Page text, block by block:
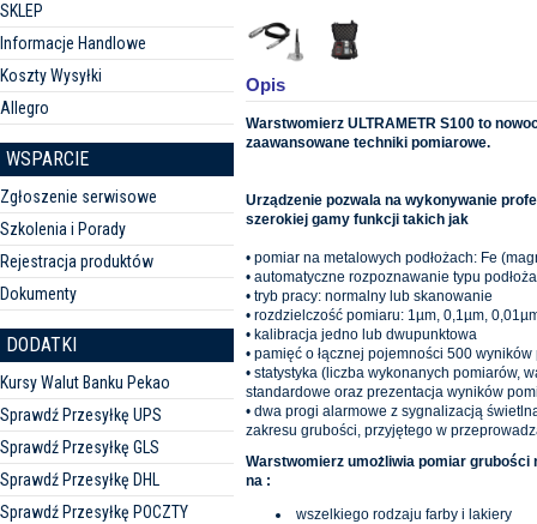
SKLEP
Informacje Handlowe
Koszty Wysyłki
Allegro
WSPARCIE
Zgłoszenie serwisowe
Szkolenia i Porady
Rejestracja produktów
Dokumenty
DODATKI
Kursy Walut Banku Pekao
Sprawdź Przesyłkę UPS
Sprawdź Przesyłkę GLS
Sprawdź Przesyłkę DHL
Sprawdź Przesyłkę POCZTY
Opis
Warstwomierz ULTRAMETR S100 to
zaawansowane techniki pomiarowe.
Urządzenie pozwala na wykonywanie
szerokiej gamy funkcji takich jak
• pomiar na metalowych podłożach: Fe
• automatyczne rozpoznawanie typu
• tryb pracy: normalny lub skanowanie
• rozdzielczość pomiaru: 1µm, 0,1µm,
• kalibracja jedno lub dwupunktowa
• pamięć o łącznej pojemności 500
• statystyka (liczba wykonanych pomiarów,
standardowe oraz prezentacja wyników
• dwa progi alarmowe z sygnalizacją
zakresu grubości, przyjętego w
Warstwomierz umożliwia pomiar grubości
na :
wszelkiego rodzaju farby i lakiery